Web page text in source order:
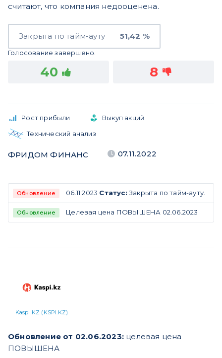
считают, что компания недооценена.
Закрыта по тайм-ауту 51,42 %
Голосование завершено.
40 8
Рост прибыли
Выкуп акций
Технический анализ
ФРИДОМ ФИНАНС 07.11.2022
Обновление 06.11.2023 Статус: Закрыта по тайм-ауту.
Обновление Целевая цена ПОВЫШЕНА 02.06.2023
Kaspi KZ (KSPI.KZ)
Обновление от 02.06.2023: целевая цена
ПОВЫШЕНА